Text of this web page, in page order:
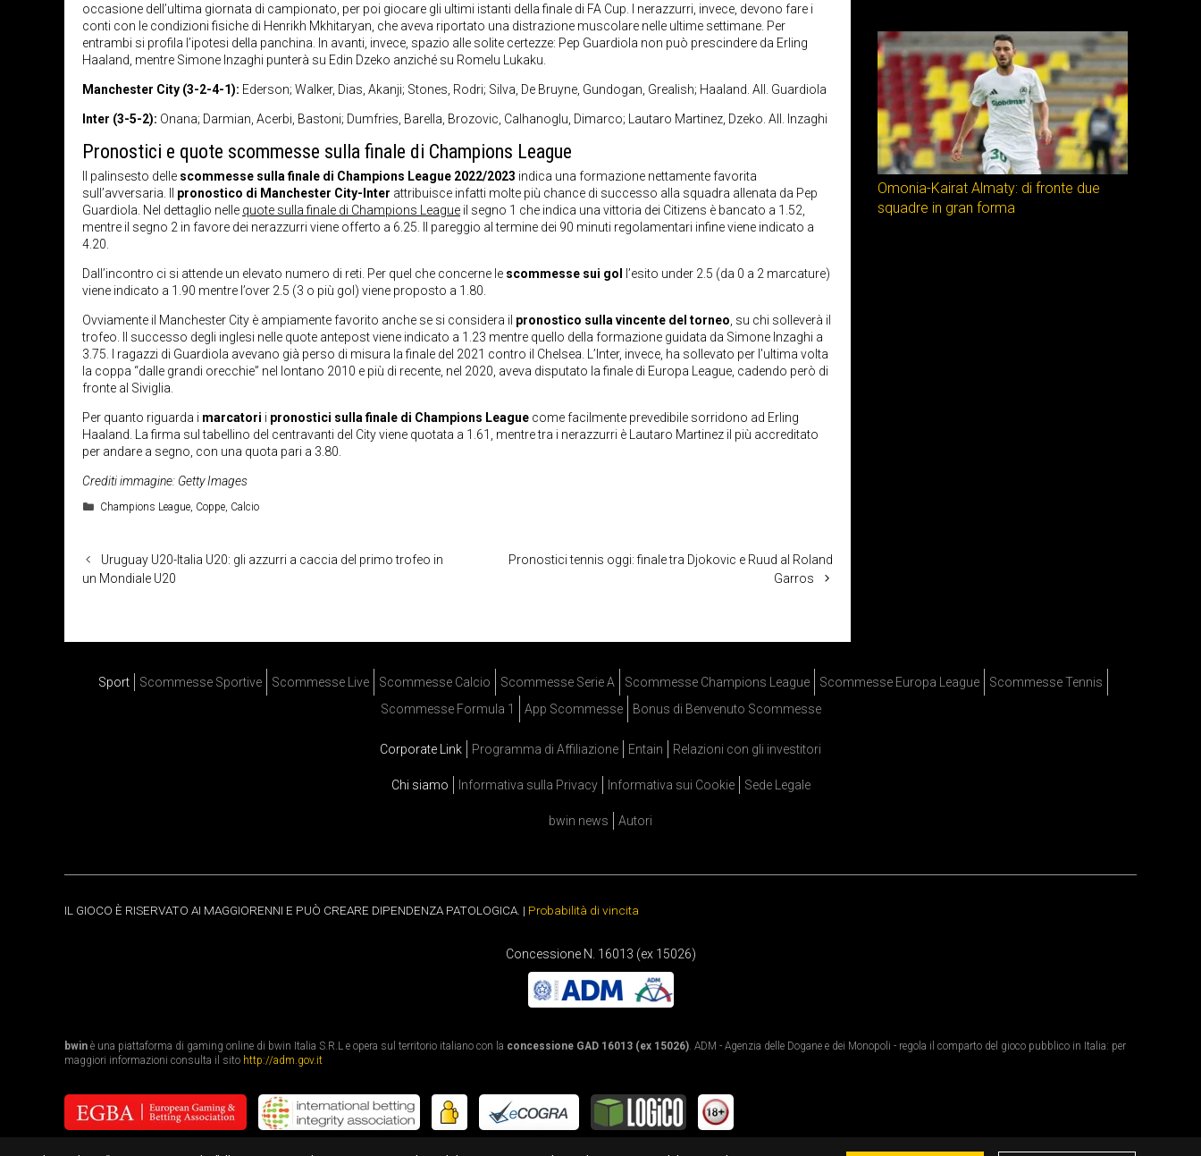
occasione dell’ultima giornata di campionato, per poi giocare gli ultimi istanti della finale di FA Cup. I nerazzurri, invece, devono fare i
conti con le condizioni fisiche di Henrikh Mkhitaryan, che aveva riportato una distrazione muscolare nelle ultime settimane. Per
entrambi si profila l’ipotesi della panchina. In avanti, invece, spazio alle solite certezze: Pep Guardiola non può prescindere da Erling
Haaland, mentre Simone Inzaghi punterà su Edin Dzeko anziché su Romelu Lukaku.
Manchester City (3-2-4-1): Ederson; Walker, Dias, Akanji; Stones, Rodri; Silva, De Bruyne, Gundogan, Grealish; Haaland. All. Guardiola
Inter (3-5-2): Onana; Darmian, Acerbi, Bastoni; Dumfries, Barella, Brozovic, Calhanoglu, Dimarco; Lautaro Martinez, Dzeko. All. Inzaghi
Pronostici e quote scommesse sulla finale di Champions League
Il palinsesto delle scommesse sulla finale di Champions League 2022/2023 indica una formazione nettamente favorita
sull’avversaria. Il pronostico di Manchester City-Inter attribuisce infatti molte più chance di successo alla squadra allenata da Pep
Guardiola. Nel dettaglio nelle quote sulla finale di Champions League il segno 1 che indica una vittoria dei Citizens è bancato a 1.52,
mentre il segno 2 in favore dei nerazzurri viene offerto a 6.25. Il pareggio al termine dei 90 minuti regolamentari infine viene indicato a
4.20.
Dall’incontro ci si attende un elevato numero di reti. Per quel che concerne le scommesse sui gol l’esito under 2.5 (da 0 a 2 marcature)
viene indicato a 1.90 mentre l’over 2.5 (3 o più gol) viene proposto a 1.80.
Ovviamente il Manchester City è ampiamente favorito anche se si considera il pronostico sulla vincente del torneo , su chi solleverà il
trofeo. Il successo degli inglesi nelle quote antepost viene indicato a 1.23 mentre quello della formazione guidata da Simone Inzaghi a
3.75. I ragazzi di Guardiola avevano già perso di misura la finale del 2021 contro il Chelsea. L’Inter, invece, ha sollevato per l’ultima volta
la coppa “dalle grandi orecchie” nel lontano 2010 e più di recente, nel 2020, aveva disputato la finale di Europa League, cadendo però di
fronte al Siviglia.
Per quanto riguarda i marcatori i pronostici sulla finale di Champions League come facilmente prevedibile sorridono ad Erling
Haaland. La firma sul tabellino del centravanti del City viene quotata a 1.61, mentre tra i nerazzurri è Lautaro Martinez il più accreditato
per andare a segno, con una quota pari a 3.80.
Crediti immagine: Getty Images
Categorie
Champions League, Coppe, Calcio
Uruguay U20-Italia U20: gli azzurri a caccia del primo trofeo in
un Mondiale U20
Pronostici tennis oggi: finale tra Djokovic e Ruud al Roland
Garros
Omonia-Kairat Almaty: di fronte due
squadre in gran forma
Sport Scommesse Sportive Scommesse Live Scommesse Calcio Scommesse Serie A Scommesse Champions League Scommesse Europa League
Scommesse Tennis
Scommesse Formula 1
App Scommesse Bonus di Benvenuto Scommesse
Corporate Link Programma di Affiliazione Entain Relazioni con gli investitori
Chi siamo Informativa sulla Privacy Informativa sui Cookie Sede Legale
bwin news Autori
IL GIOCO È RISERVATO AI MAGGIORENNI E PUÒ CREARE DIPENDENZA PATOLOGICA. | Probabilità di vincita
Concessione N. 16013 (ex 15026)
bwin è una piattaforma di gaming online di bwin Italia S.R.L e opera sul territorio italiano con la concessione GAD 16013 (ex 15026). ADM - Agenzia delle Dogane e dei Monopoli - regola il comparto del gioco pubblico in Italia: per
maggiori informazioni consulta il sito http://adm.gov.it